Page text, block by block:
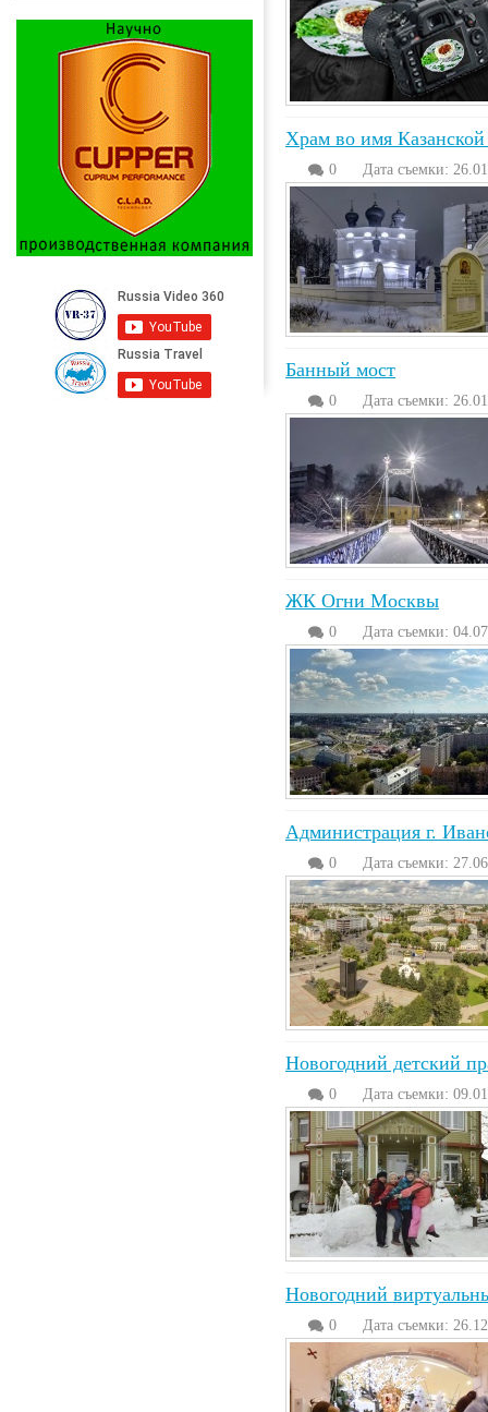
Храм во имя
0 Дата съемки:
Банный мост
0 Дата съемки:
ЖК Огни Москвы
0 Дата съемки:
Администрация г.
0 Дата съемки:
Новогодний детский
0 Дата съемки:
Новогодний
0 Дата съемки: